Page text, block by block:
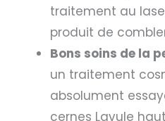
traitement au
produit de
Bons soins de la
un traitement
absolument
cernes Lavule